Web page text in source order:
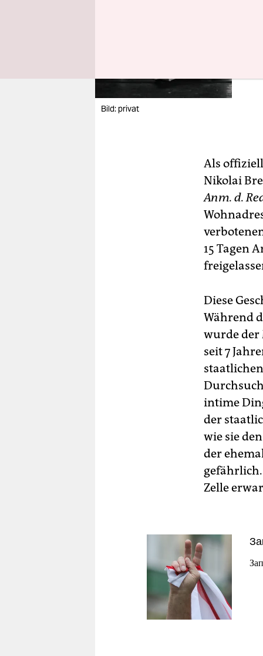
Bild: privat
Als
Nikolai
Anm. d.
15 Tagen
Diese
Während
wurde der
seit 7
intime
der
wie sie
der
Zelle